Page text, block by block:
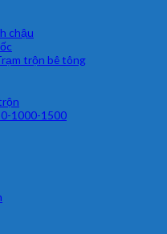
chậu
trộn bê tông
1000-1500